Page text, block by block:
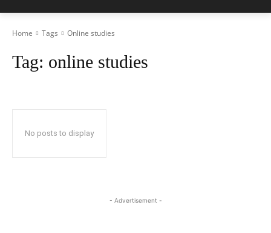
Home Tags Online studies
Tag: online studies
No posts to display
- Advertisement -